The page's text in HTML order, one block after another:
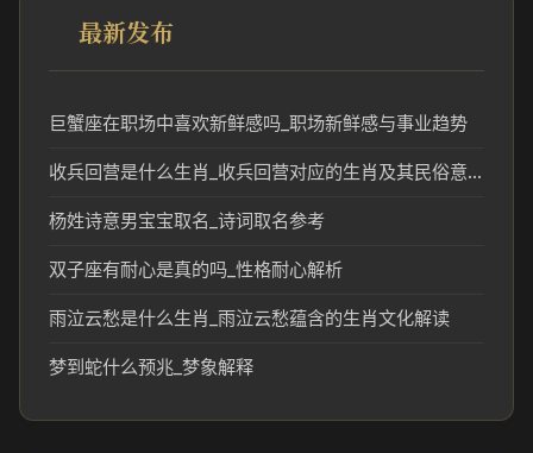
最新发布
巨蟹座在职场中喜欢新鲜感吗_职场新鲜感与事业趋势
收兵回营是什么生肖_收兵回营对应的生肖及其民俗意义
杨姓诗意男宝宝取名_诗词取名参考
双子座有耐心是真的吗_性格耐心解析
雨泣云愁是什么生肖_雨泣云愁蕴含的生肖文化解读
梦到蛇什么预兆_梦象解释